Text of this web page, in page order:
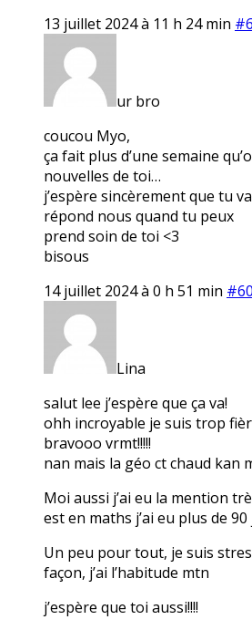
13 juillet 2024 à 11 h 24 min
ur bro
coucou Myo,
ça fait plus d’une semaine
nouvelles de toi…
j’espère sincèrement que tu
répond nous quand tu peux
prend soin de toi <3
bisous
14 juillet 2024 à 0 h 51 min
Lina
salut lee j’espère que ça va!
ohh incroyable je suis trop
bravooo vrmt!!!!!
nan mais la géo ct chaud kan
Moi aussi j’ai eu la mention
est en maths j’ai eu plus de 90
Un peu pour tout, je suis
façon, j’ai l’habitude mtn
j’espère que toi aussi!!!!